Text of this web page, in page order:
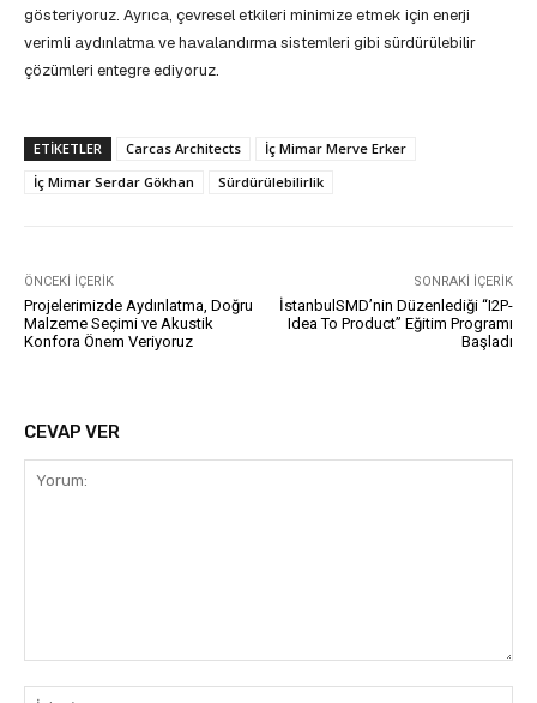
gösteriyoruz. Ayrıca, çevresel etkileri minimize etmek için enerji
verimli aydınlatma ve havalandırma sistemleri gibi sürdürülebilir
çözümleri entegre ediyoruz.
ETIKETLER Carcas Architects
İç Mimar Merve Erker
İç Mimar Serdar Gökhan
Sürdürülebilirlik
ÖNCEKI İÇERIK
Projelerimizde Aydınlatma, Doğru
Malzeme Seçimi ve Akustik
Konfora Önem Veriyoruz
SONRAKI İÇERIK
İstanbulSMD’nin Düzenlediği “I2P-
Idea To Product” Eğitim Programı
Başladı
CEVAP VER